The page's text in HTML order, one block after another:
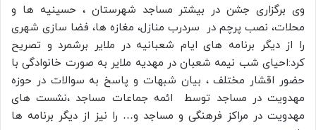
وی برگزاری جشن در بیشتر مساجد شهرستان ، حسینیه ها و
محلات، نصب پرچم در سردرب منازل، مغازه ها، فضا سازی شهری
را از دیگر برنامه های ایام شعبانیه در ملایر برشمرد و تصریح
کرد:احیای شب نیمه شعبان در مهدیه ملایر به صورت خانوادگی با
حضور اقشار مختلف ، بیان شبهات و پاسخ به سوالات در حوزه
مهدویت در مساجد توسط ائمه جماعات مساجد ،نشست های
مهدویت در مراکز فرهنگی و مساجد و… را نیز از دیگر برنامه ها